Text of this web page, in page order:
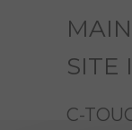
SITE
C-